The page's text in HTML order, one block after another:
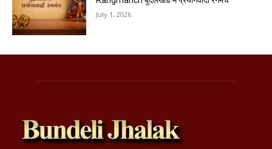
July 1, 2026